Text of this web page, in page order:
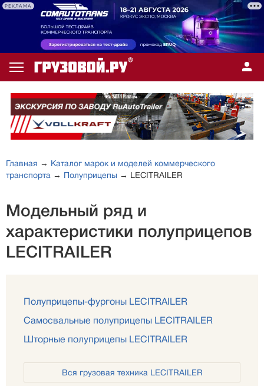
РЕКЛАМА
Главная → Каталог марок и моделей коммерческого
транспорта → Полуприцепы → LECITRAILER
Модельный ряд и
характеристики полуприцепов
LECITRAILER
Полуприцепы-фургоны LECITRAILER
Самосвальные полуприцепы LECITRAILER
Шторные полуприцепы LECITRAILER
Вся грузовая техника LECITRAILER